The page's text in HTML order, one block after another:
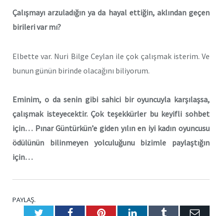
Çalışmayı arzuladığın ya da hayal ettiğin, aklından geçen
birileri var mı?
Elbette var. Nuri Bilge Ceylan ile çok çalışmak isterim. Ve
bunun günün birinde olacağını biliyorum.
Eminim, o da senin gibi sahici bir oyuncuyla karşılaşsa,
çalışmak isteyecektir. Çok teşekkürler bu keyifli sohbet
için… Pınar Güntürkün’e giden yılın en iyi kadın oyuncusu
ödülünün bilinmeyen yolculuğunu bizimle paylaştığın
için…
PAYLAŞ.
TwitterFacebookPinterestLinkedInTumblr E-